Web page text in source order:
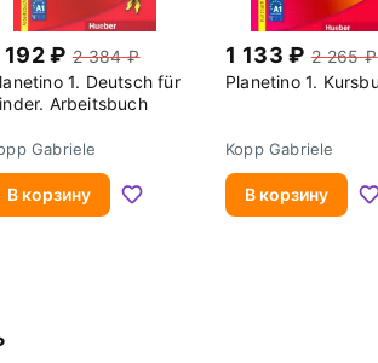
192
2 384
1. Deutsch für
Arbeitsbuch
Gabriele
В корзину
1 133
2 265
Planetino 1.
Kopp Gabriele
В корзину